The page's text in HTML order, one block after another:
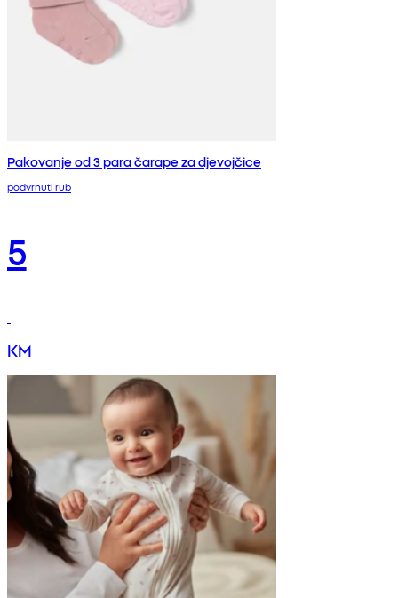
Pakovanje od 3 para čarape za djevojčice
podvrnuti rub
5
KM